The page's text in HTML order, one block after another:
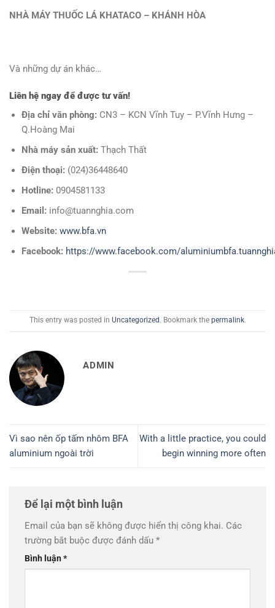
NHÀ MÁY THUỐC LÁ KHATACO – KHÁNH HÒA
Và những dự án khác…
Liên hệ ngay để được tư vấn!
Địa chỉ văn phòng:CN3 – KCN Vĩnh Tuy – P.Vĩnh Hưng –
Q.Hoàng Mai
Nhà máy sản xuất:Thạch Thất
Điện thoại:(024)36448640
Hotline:0904581133
Email: info@tuannghia.com
Website: www.bfa.vn
Facebook: https://www.facebook.com/
This entry was posted in Uncategorized . Bookmark the permalink.
ADMIN
Vì sao nên ốp tấm nhôm BFA
aluminium ngoài trời
With a little practice, you could
begin winning more often
Để lại một bình luận
Email của bạn sẽ không được hiển thị công khai. Các
trường bắt buộc được đánh dấu *
Bình luận*